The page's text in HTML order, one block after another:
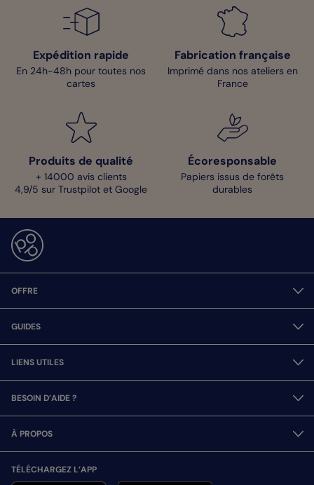
Expédition rapide
En 24h-48h pour toutes nos
cartes
Fabrication française
Imprimé dans nos ateliers en
France
Produits de qualité
+ 14000 avis clients
4,9/5 sur Trustpilot et Google
Écoresponsable
Papiers issus de forêts
durables
OFFRE
GUIDES
LIENS UTILES
BESOIN D’AIDE ?
À PROPOS
TÉLÉCHARGEZ L’APP